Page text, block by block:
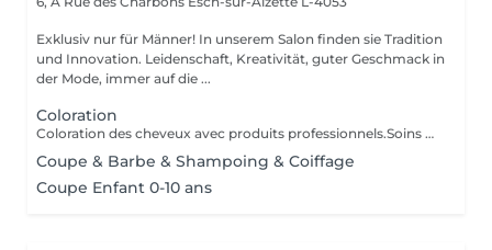
Exklusiv nur für Männer! In unserem Salon finden sie Tradition
und Innovation. Leidenschaft, Kreativität, guter Geschmack in
der Mode, immer auf die ...
Coloration
Coloration des cheveux avec produits professionnels.Soins du cheveux pre et post coloration.
Coupe & Barbe & Shampoing & Coiffage
Coupe Enfant 0-10 ans